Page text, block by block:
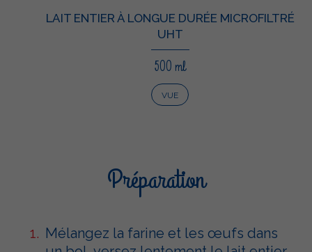
LAIT ENTIER À LONGUE DURÉE MICROFILTRÉ
UHT
500 ml
VUE
Préparation
Mélangez la farine et les œufs dans